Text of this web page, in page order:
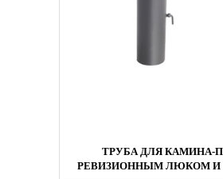
ТРУБА ДЛЯ КАМИНА-
РЕВИЗИОННЫМ ЛЮКОМ